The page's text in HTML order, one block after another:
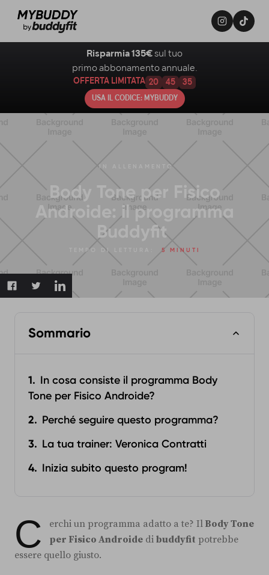
IN ALLENAMENTO
Body Tone per Fisico
Androide: il programma
Buddyfit
TEMPO DI LETTURA: 5 MINUTI
Sommario
In cosa consiste il programma Body
Tone per Fisico Androide?
Perché seguire questo programma?
La tua trainer: Veronica Contratti
Inizia subito questo program!
C erchi un programma adatto a te? Il Body Tone
per Fisico Androide di buddyfit potrebbe
essere quello giusto.
Risparmia 135€ sul tuo
primo abbonamento annuale.
OFFERTA LIMITATA 20 45 34
USA IL CODICE: MYBUDDY